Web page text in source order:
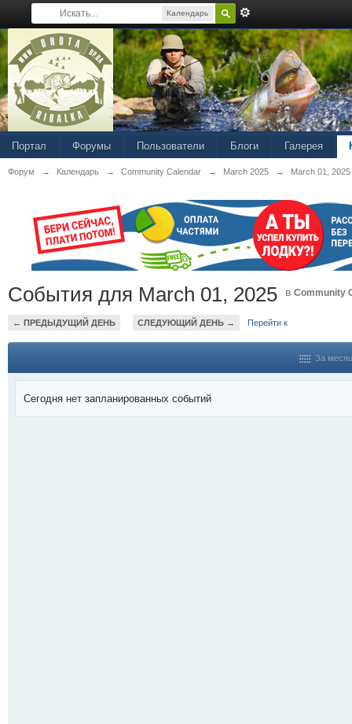
Календарь
Портал Форумы Пользователи Блоги Галерея
Форум → Календарь → Community Calendar → March 2025 → March 01, 2025
События для March 01, 2025 в Community
← ПРЕДЫДУЩИЙ ДЕНЬ СЛЕДУЮЩИЙ ДЕНЬ → Перейти к
За месяц
Сегодня нет запланированных событий